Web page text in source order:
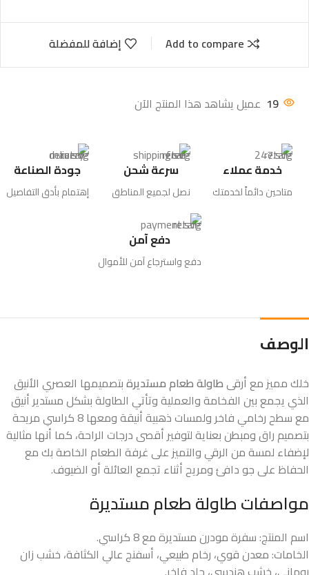
Add to compare إضافة للمفضلة
19 عميل يشاهد هذا المنتج الآن
خدمة عملاء
متاحين دائماً لخدمتك
سرعة شحن
نصل لجميع المناطق
جودة الصناعة
إهتمام بأدق التفاصيل
دفع آمن
دفع واسترجاع آمن للأموال
الوصف
خلك مميز مع أرقىطاولة طعام مستديرةبتصميمها العصري الأنيق
الذي يجمع بين الفخامة والعملية وتأتي الطاولة بشكل مستدير أنيق
مع سطح رخامي فاخر ولمسات ذهبية أنيقة ومعها 8 كراسي مريحة
بتصميم راق ومبطن بعناية لتوفير أقصى درجات الراحة، كما أنها مثالية
لإضفاء لمسة من الرقي والتميز على غرفة الطعام الخاصة بك مع
الحفاظ على جو دافئ ومريح أثناء تجمع العائلة أو الضيوف.
مواصفات طاولة طعام مستديرة
اسم المنتج: سفرة مودرن مستديرة مع 8 كراسي.
الخامات: معدن قوي، رخام طبيعي، أسفنج عالي الكثافة، خشب زان